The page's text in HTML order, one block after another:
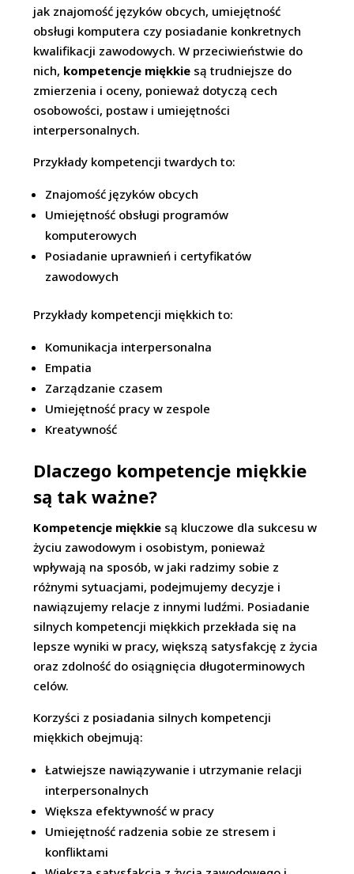
jak znajomość języków obcych, umiejętność
obsługi komputera czy posiadanie konkretnych
kwalifikacji zawodowych. W przeciwieństwie do
nich, kompetencje miękkie są trudniejsze do
zmierzenia i oceny, ponieważ dotyczą cech
osobowości, postaw i umiejętności
interpersonalnych.
Przykłady kompetencji twardych to:
Znajomość języków obcych
Umiejętność obsługi programów
komputerowych
Posiadanie uprawnień i certyfikatów
zawodowych
Przykłady kompetencji miękkich to:
Komunikacja interpersonalna
Empatia
Zarządzanie czasem
Umiejętność pracy w zespole
Kreatywność
Dlaczego kompetencje miękkie
są tak ważne?
Kompetencje miękkie są kluczowe dla sukcesu w
życiu zawodowym i osobistym, ponieważ
wpływają na sposób, w jaki radzimy sobie z
różnymi sytuacjami, podejmujemy decyzje i
nawiązujemy relacje z innymi ludźmi. Posiadanie
silnych kompetencji miękkich przekłada się na
lepsze wyniki w pracy, większą satysfakcję z życia
oraz zdolność do osiągnięcia długoterminowych
celów.
Korzyści z posiadania silnych kompetencji
miękkich obejmują:
Łatwiejsze nawiązywanie i utrzymanie relacji
interpersonalnych
Większa efektywność w pracy
Umiejętność radzenia sobie ze stresem i
konfliktami